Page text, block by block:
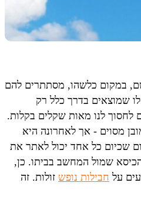
במקום כלשהו, מסתתרים להם
שמוצאים בדרך כלל רק
לחסוך לנו מאות שקלים בקלות.
מסוים - אך לאחרונה היא
שכיום כל אחד יכול לאתר את
שמול המחשב בביתו. כן,
על חבילות נופש זולות. זה